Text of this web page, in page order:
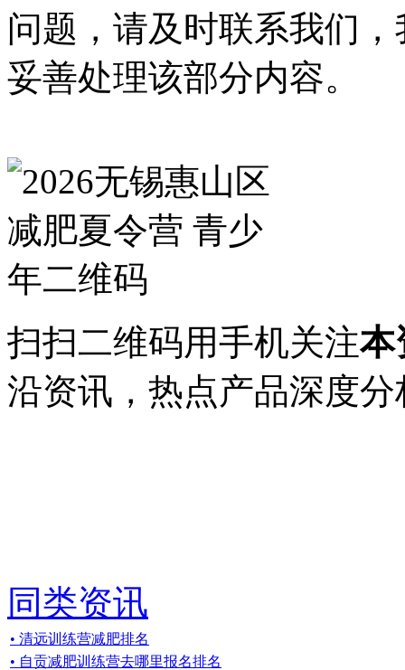
问题，请及时联系我们
妥善处理该部分内容。
扫扫二维码用手机关注本
沿资讯，热点产品深度分
同类资讯
• 清远训练营减肥排名
• 自贡减肥训练营去哪里报名排名